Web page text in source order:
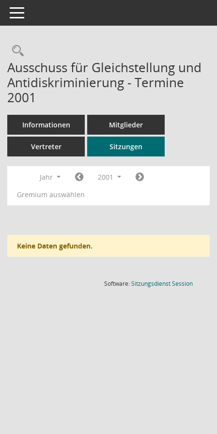
Toggle navigation
Rechercheauswahl
Ausschuss für Gleichstellung und
Antidiskriminierung - Termine
2001
Informationen Mitglieder
Vertreter Sitzungen
Jahr
2001
Gremium auswählen
Keine Daten gefunden.
Software:SitzungsdienstSession(Wird in